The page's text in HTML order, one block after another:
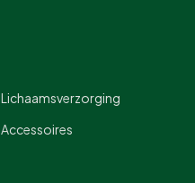
Lichaamsverzorging
Accessoires